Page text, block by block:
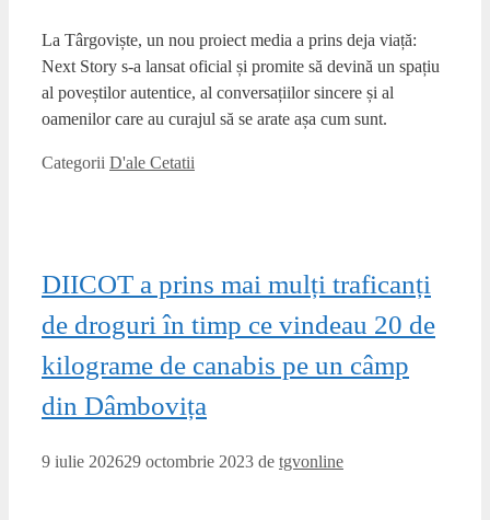
La Târgoviște, un nou proiect media a prins deja viață:
Next Story s-a lansat oficial și promite să devină un spațiu
al poveștilor autentice, al conversațiilor sincere și al
oamenilor care au curajul să se arate așa cum sunt.
Categorii D'ale Cetatii
DIICOT a prins mai mulți traficanți
de droguri în timp ce vindeau 20 de
kilograme de canabis pe un câmp
din Dâmbovița
9 iulie 202629 octombrie 2023 de tgvonline